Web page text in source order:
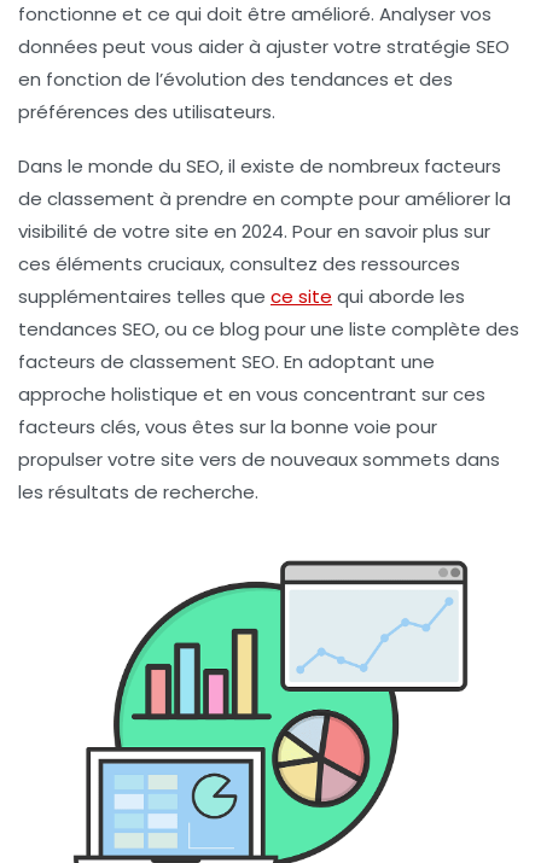
fonctionne et ce qui doit être amélioré. Analyser vos
données peut vous aider à ajuster votre stratégie SEO
en fonction de l’évolution des tendances et des
préférences des utilisateurs.
Dans le monde du SEO, il existe de nombreux facteurs
de classement à prendre en compte pour améliorer la
visibilité de votre site en 2024. Pour en savoir plus sur
ces éléments cruciaux, consultez des ressources
supplémentaires telles que ce site qui aborde les
tendances SEO, ou ce blog pour une liste complète des
facteurs de classement SEO. En adoptant une
approche holistique et en vous concentrant sur ces
facteurs clés, vous êtes sur la bonne voie pour
propulser votre site vers de nouveaux sommets dans
les résultats de recherche.